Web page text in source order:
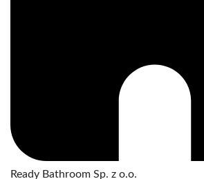
Ready Bathroom Sp. z o.o.